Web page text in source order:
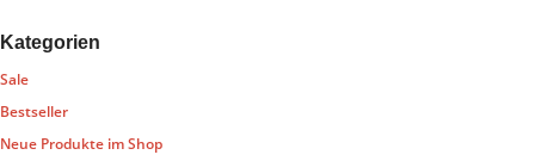
Kategorien
Sale
Bestseller
Neue Produkte im Shop